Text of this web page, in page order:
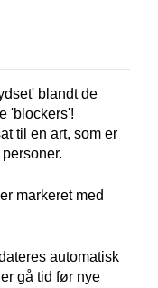
blandt de
'blockers'!
til en art, som er
markeret med
automatisk
gå tid før nye